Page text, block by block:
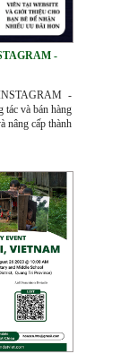
-
-
và bán hàng
nâng cấp thành